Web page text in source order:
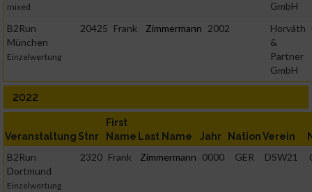
mixed
GmbH
B2Run
München
Einzelwertung
20425 Frank Zimmermann 2002
Horváth
&
Partner
GmbH
2022
Veranstaltung Stnr
First
Name Last Name Jahr NationVerein
B2Run
Dortmund
Einzelwertung
2320 Frank Zimmermann 0000 GER DSW21